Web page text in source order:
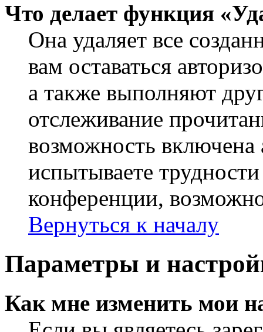
Что делает функция
Она удаляет все
вам оставаться
а также выполняют
отслеживание
возможность
испытываете
конференции,
Вернуться к началу
Параметры и
Как мне изменить мои